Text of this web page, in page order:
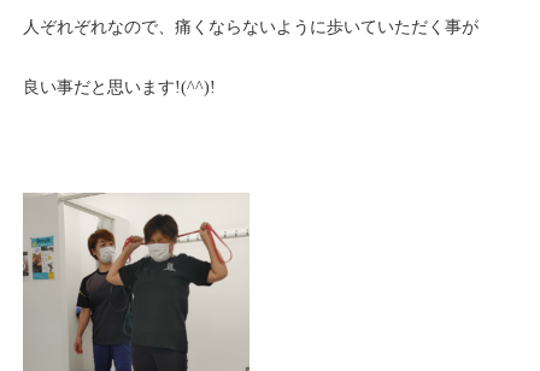
人ぞれぞれなので、痛くならないように歩いていただく事が
良い事だと思います!(^^)!